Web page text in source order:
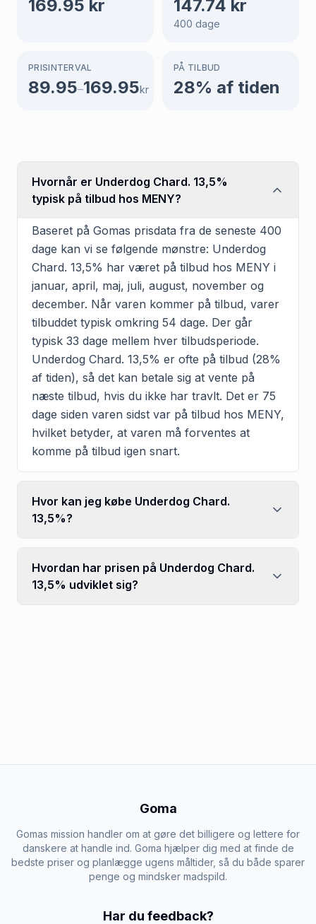
169.95 kr 147.74 kr
400 dage
PRISINTERVAL
89.95–169.95kr
PÅ TILBUD
28% af tiden
Hvornår er Underdog Chard. 13,5%
typisk på tilbud hos MENY?
Baseret på Gomas prisdata fra de seneste 400
dage kan vi se følgende mønstre: Underdog
Chard. 13,5% har været på tilbud hos MENY i
januar, april, maj, juli, august, november og
december. Når varen kommer på tilbud, varer
tilbuddet typisk omkring 54 dage. Der går
typisk 33 dage mellem hver tilbudsperiode.
Underdog Chard. 13,5% er ofte på tilbud (28%
af tiden), så det kan betale sig at vente på
næste tilbud, hvis du ikke har travlt. Det er 75
dage siden varen sidst var på tilbud hos MENY,
hvilket betyder, at varen må forventes at
komme på tilbud igen snart.
Hvor kan jeg købe Underdog Chard.
13,5%?
Hvordan har prisen på Underdog Chard.
13,5% udviklet sig?
Goma
Gomas mission handler om at gøre det billigere og lettere for
danskere at handle ind. Goma hjælper dig med at finde de
bedste priser og planlægge ugens måltider, så du både sparer
penge og mindsker madspild.
Har du feedback?